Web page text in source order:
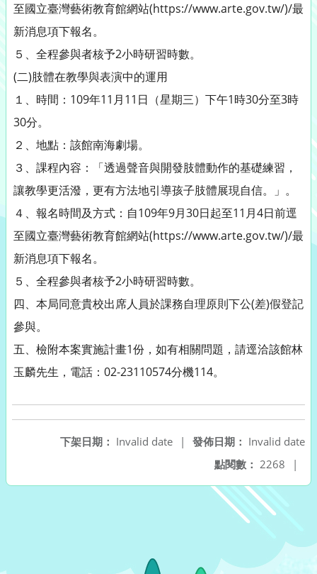
至國立臺灣藝術教育館網站(https://www.arte.gov.tw/)/最
新消息項下報名。
５、全程參與者核予2小時研習時數。
(二)肢體在教學與表演中的運用
１、時間：109年11月11日（星期三）下午1時30分至3時
30分。
２、地點：該館南海劇場。
３、課程內容：「透過聲音與開發肢體動作的基礎練習，
讓教學更活潑，更有方法地引導孩子肢體展現自信。」。
４、報名時間及方式：自109年9月30日起至11月4日前逕
至國立臺灣藝術教育館網站(https://www.arte.gov.tw/)/最
新消息項下報名。
５、全程參與者核予2小時研習時數。
四、本局同意貴校出席人員於課務自理原則下公(差)假登記
參與。
五、檢附本案實施計畫1份，如有相關問題，請逕洽該館林
玉麟先生，電話：02-23110574分機114。
發佈日期： Invalid date
下架日期： Invalid date
|
點閱數： 2268 |